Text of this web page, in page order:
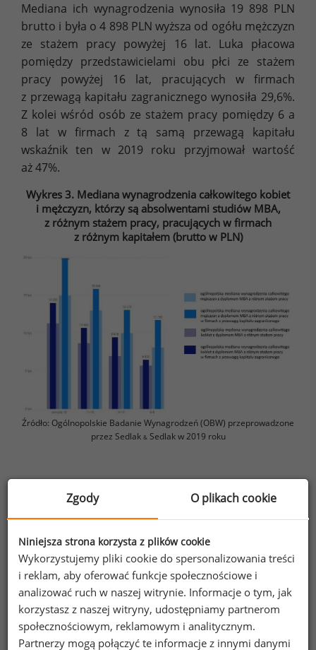
Mediana ich wynagrodzenia wynosiła 19 898 PLN
brutto i była o 4 898 PLN wyższa od ogółu mężczyzn
ze stażem pracy powyżej 16 lat. Luka płacowa
pomiędzy przedstawicielami obu płci ze stażem
pracy powyżej 16 lat, pracujących w firmach
z przewagą kapitału zagranicznego wynosiła 29,6%.
Z kolei wśród osób ze stażem pracy pomiędzy 6 a
8 lat w firmach z tą samą przewagą kapitału
wskaźnik ten w 2019 roku przyjmował wartość
aż 47%.
Wykres 3. Mediana wynagrodzenia całkowitego kobiet
i mężczyzn, którzy są absolwentami studiów MBA,
z różnym stażem pracy, pracujących w firmach
z różnym kapitałem (brutto w PLN)
Źródło: Ogólnopolskie Badanie Wynagrodzeń (OBW) przeprowadzone
przez Sedlak &Sedlak w 2019 roku
uczestniczyły 161 549 osoby. 62% uczestników
badania ma nie więcej niż 35 lat, 72% mieszka
w miastach powyżej 100 000 mieszkańców, 68%
ma wykształcenie wyższe, 45% pracuje w dużych
lub wielkich przedsiębiorstwach, zaś 80% jest
zatrudnionych w firmach prywatnych.
Powyższy artykuł zawiera jedynie wybrane dane
spośród tych, które posiadamy.
Zgody O plikach cookie
Niniejsza strona korzysta z plików cookie
Wykorzystujemy pliki cookie do spersonalizowania treści
i reklam, aby oferować funkcje społecznościowe i
analizować ruch w naszej witrynie. Informacje o tym, jak
korzystasz z naszej witryny, udostępniamy partnerom
społecznościowym, reklamowym i analitycznym.
Partnerzy mogą połączyć te informacje z innymi danymi